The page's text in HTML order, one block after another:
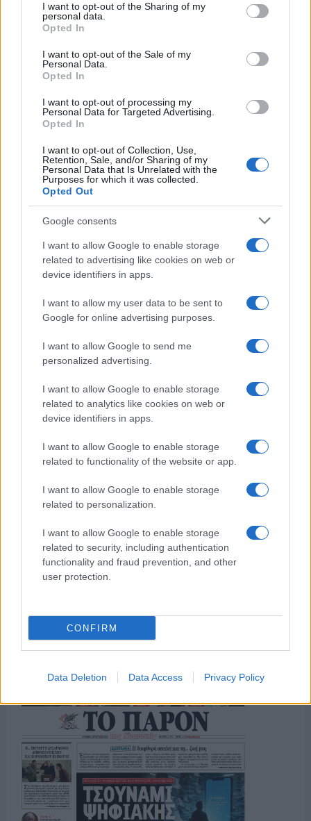
not limited to your visit or usage behaviour. You may click to
grant or deny consent to Google and its third-party tags to
use your data for below specified purposes in below Google
consent section.
I want to opt-out of the Sharing of my
personal data.
Opted In
I want to opt-out of the Sale of my
Personal Data.
Opted In
I want to opt-out of processing my
Personal Data for Targeted Advertising.
Opted In
I want to opt-out of Collection, Use,
Retention, Sale, and/or Sharing of my
Personal Data that Is Unrelated with the
Purposes for which it was collected.
Opted Out
Google consents
I want to allow Google to enable storage
related to advertising like cookies on web or
device identifiers in apps.
I want to allow my user data to be sent to
Google for online advertising purposes.
I want to allow Google to send me
personalized advertising.
I want to allow Google to enable storage
related to analytics like cookies on web or
device identifiers in apps.
I want to allow Google to enable storage
related to functionality of the website or app.
I want to allow Google to enable storage
related to personalization.
I want to allow Google to enable storage
related to security, including authentication
functionality and fraud prevention, and other
user protection.
CONFIRM
Data Deletion Data Access Privacy Policy
της Ζωής μας
Οι άνθρωποι, οι αυθεντικές ιστορίες,
το ελληνικό καλοκαίρι και ένας
πολιτισμός που μας ενώνει κάθε μέρα.
ΟΣΑ ΧΡΕΙΑΖΕΣΑΙ
ΓΙΑ ΤΟ ΚΑΛΟΚΑΙΡΙ ΣΟΥ →
ΤΟ ΠΑΡΟΝ ΤΗΣ ΚΥΡΙΑΚΗΣ